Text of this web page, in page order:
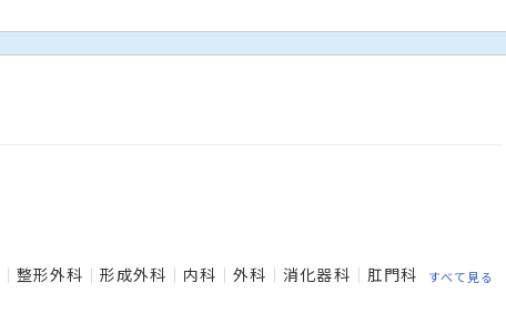
整形外科 形成外科 内科 外科 消化器科 肛門科 すべて見る